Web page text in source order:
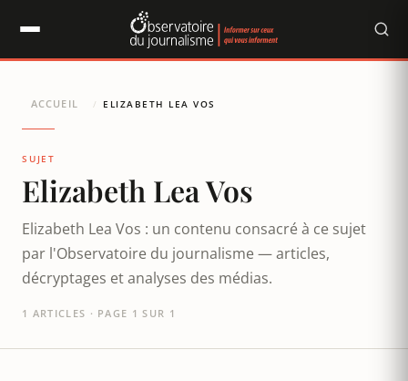
ACCUEIL / ELIZABETH LEA VOS
SUJET
Elizabeth Lea Vos
Elizabeth Lea Vos : un contenu consacré à ce sujet
par l'Observatoire du journalisme — articles,
décryptages et analyses des médias.
1 ARTICLES · PAGE 1 SUR 1
Panneau de gestion des cookies